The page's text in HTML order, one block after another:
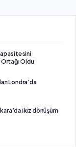
Oldu
Londra’da